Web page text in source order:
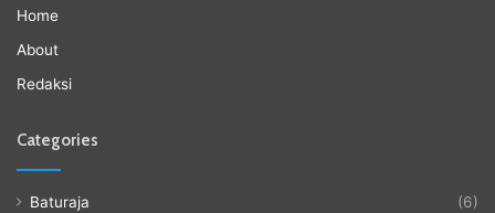
Home
About
Redaksi
Categories
Baturaja
(6)